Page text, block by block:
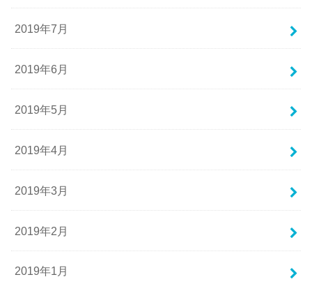
2019年7月
2019年6月
2019年5月
2019年4月
2019年3月
2019年2月
2019年1月